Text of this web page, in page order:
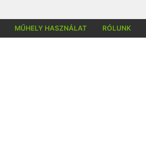
MŰHELY HASZNÁLAT RÓLUNK